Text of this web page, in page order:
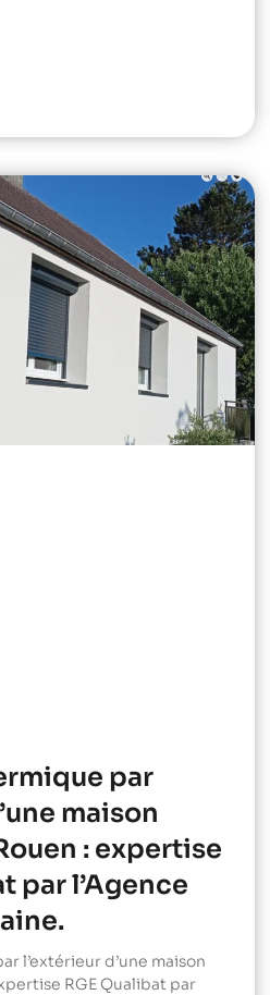
par
maison
: expertise
par l’Agence
l’extérieur d’une maison
RGE Qualibat par